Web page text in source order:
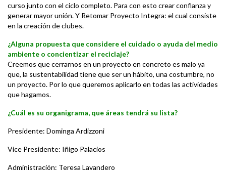
curso junto con el ciclo completo. Para con esto crear confianza y
generar mayor unión. Y Retomar Proyecto Integra: el cual consiste
en la creación de clubes.
¿Alguna propuesta que considere el cuidado o ayuda del medio
ambiente o concientizar el reciclaje?
Creemos que cerrarnos en un proyecto en concreto es malo ya
que, la sustentabilidad tiene que ser un hábito, una costumbre, no
un proyecto. Por lo que queremos aplicarlo en todas las actividades
que hagamos.
¿Cuál es su organigrama, que áreas tendrá su lista?
Presidente: Dominga Ardizzoni
Vice Presidente: Iñigo Palacios
Administración: Teresa Lavandero